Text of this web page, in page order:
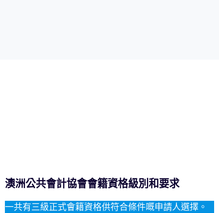
澳洲公共會計協會會籍資格級別和要求
一共有三級正式會籍資格供符合條件嘅申請人選擇。